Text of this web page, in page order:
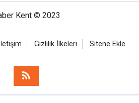
Kent © 2023
Gizlilik İlkeleri Sitene Ekle